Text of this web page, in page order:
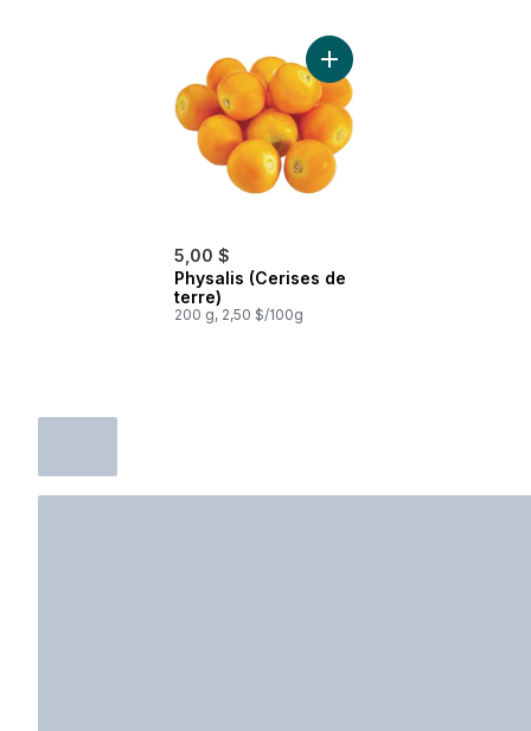
5,00 $
Physalis (Cerises de
terre)
200 g, 2,50 $/100g
Ajouter Physalis